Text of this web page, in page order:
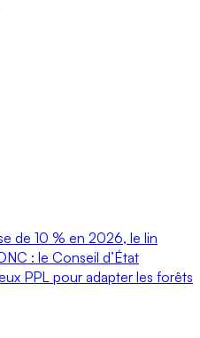
de 10 % en 2026, le lin
: le Conseil d’État
PPL pour adapter les forêts